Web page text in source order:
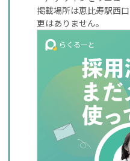
掲載場所は恵比寿駅西
更はありません。